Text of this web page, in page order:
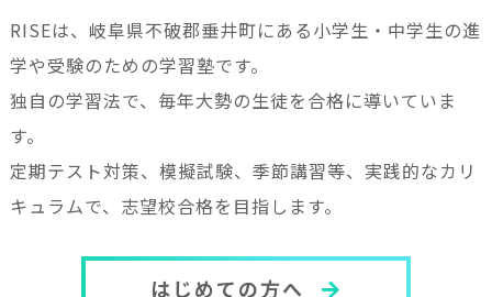
RISEは、岐阜県不破郡垂井町にある小学生・中学生の進
学や受験のための学習塾です。
独自の学習法で、毎年大勢の生徒を合格に導いていま
す。
定期テスト対策、模擬試験、季節講習等、実践的なカリ
キュラムで、志望校合格を目指します。
はじめての方へ